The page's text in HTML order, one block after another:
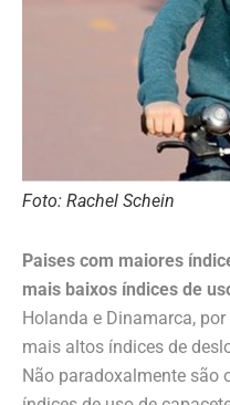
Foto: Rachel Schein
Paises com maiores
mais baixos índices de
Holanda e Dinamarca,
mais altos índices de
Não paradoxalmente são